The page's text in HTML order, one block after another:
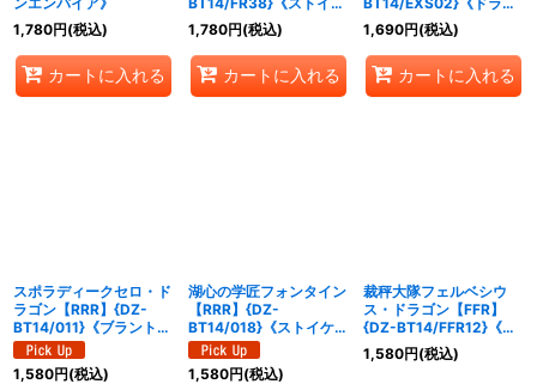
1,780円(税込)
カートに入れる
イア》
1,780円(税込)
カートに入れる
ンエンパイア》
1,690円(税込)
カートに入れる
スポラディークセロ・ド
ラゴン【RRR】{DZ-
BT14/011}《ブラントゲ
ート》
1,580円(税込)
湖心の学匠フォンタイン
【RRR】{DZ-
BT14/018}《ストイケイ
ア》
1,580円(税込)
裁秤大隊フェルベシウ
ス・ドラゴン【FFR】
{DZ-BT14/FFR12}《ブ
ラントゲート》
1,580円(税込)